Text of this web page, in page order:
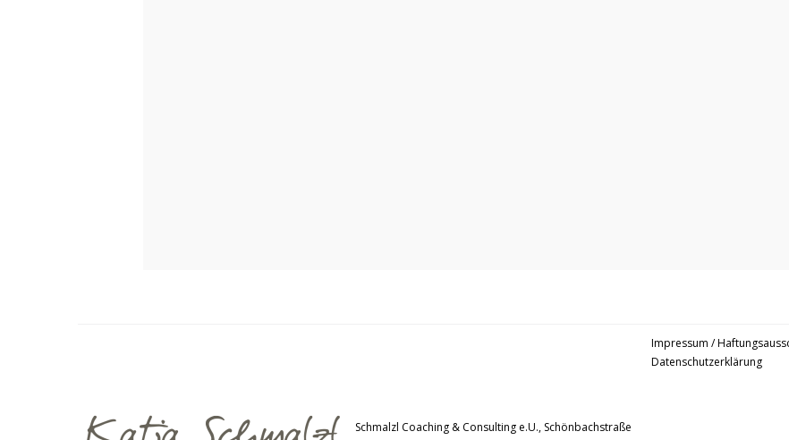
Schmalzl Coaching & Consulting e.U., Schönbachstraße
Impressum /
Datenschutzerklärung